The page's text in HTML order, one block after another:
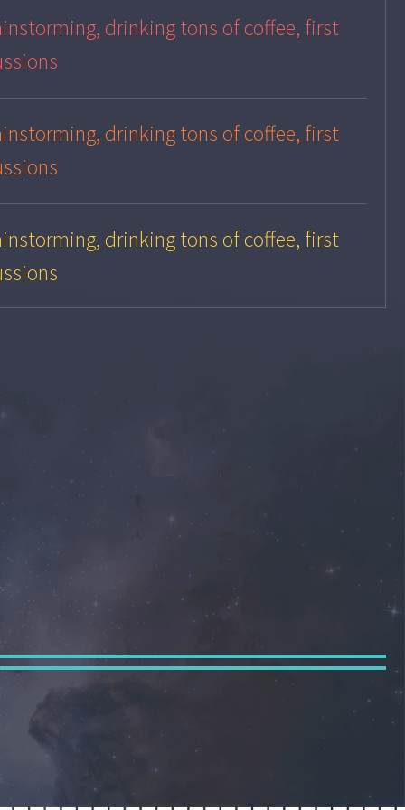
drinking tons of coffee, first
drinking tons of coffee, first
drinking tons of coffee, first